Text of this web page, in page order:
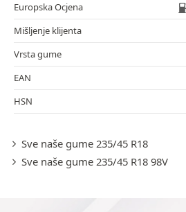
Europska Ocjena
Mišljenje klijenta
Vrsta gume
EAN
HSN
Sve naše gume 235/45 R18
Sve naše gume 235/45 R18 98V